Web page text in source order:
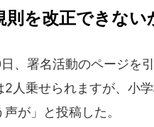
則を改正できない
、署名活動のページを
人乗せられますが、小
が」と投稿した。